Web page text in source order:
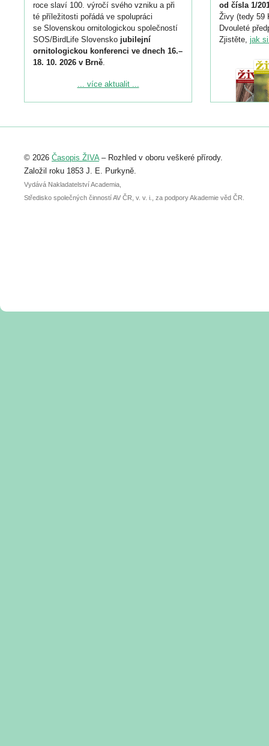
roce slaví 100. výročí svého vzniku a při
té příležitosti pořádá ve spolupráci
se Slovenskou ornitologickou společností
SOS/BirdLife Slovensko jubilejní
ornitologickou konferenci ve dnech 16.–
18. 10. 2026 v Brně.
Podrobnější informace ke konferenci
Registrovat se můžete do 6. září.
abstraktu přihlášené přednášky nebo
posteru je už 30. června.
... více aktualit ...
od čísla 1/
Živy (tedy 59
Dvouleté
Zjistěte, jak
© 2026 Časopis ŽIVA– Rozhled v oboru veškeré přírody.
Založil roku 1853 J. E. Purkyně.
Vydává Nakladatelství Academia,
Středisko společných činností AV ČR, v. v. i., za podpory Akademie věd ČR.